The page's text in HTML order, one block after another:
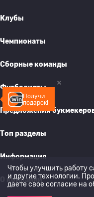
Получи
подарок!
Клубы
Чемпионаты
Сборные команды
Футболисты
Предложения
Топ разделы
Информация
О компании
Чтобы улучшить работу
и другие технологии.
даете свое согласие на